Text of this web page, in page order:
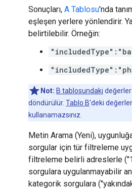
Sonuçları, A Tablosu'nda
eşleşen yerlere yönlendirir.
belirtilebilir. Örneğin:
Not: B tablosundaki değerler
döndürülür. Tablo B'deki
kullanamazsınız.
Metin Arama (Yeni),
sorgular için tür filtreleme
filtreleme belirli adreslerle
sorgulara uygulanmayabilir
kategorik sorgulara